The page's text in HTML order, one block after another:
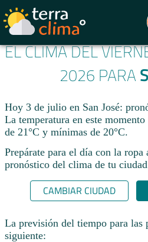
EL CLIMA DEL
2026 PARA
Hoy 3 de julio en San José:
La temperatura en este
de 21°C y mínimas de 20°C.
Prepárate para el día con la ropa
pronóstico del clima de tu
CAMBIAR CIUDAD
La previsión del tiempo para las
siguiente: